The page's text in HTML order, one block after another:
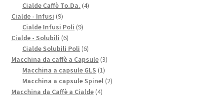
Cialde Caffè To.Da. 44
Cialde - Infusi 99
prodotti
Cialde Infusi Poli 99
Cialde - Solubili 66
prodotti
Cialde Solubili Poli 66
prodotti
Macchina da caffè a Capsule 33
Macchina a capsule GLS 11
prodotto
Macchina a capsule Spinel 22
Macchina da Caffè a Cialde 44